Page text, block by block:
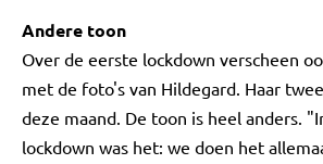
Andere toon
Over de eerste lockdown verscheen
met de foto's van Hildegard. Haar
deze maand. De toon is heel anders.
lockdown was het: we doen het